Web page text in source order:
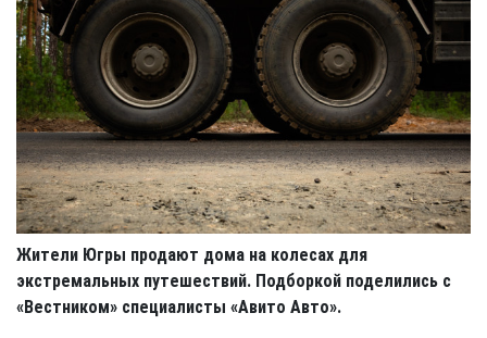
Жители Югры продают дома на колесах для
экстремальных путешествий. Подборкой поделились с
«Вестником» специалисты «Авито Авто».